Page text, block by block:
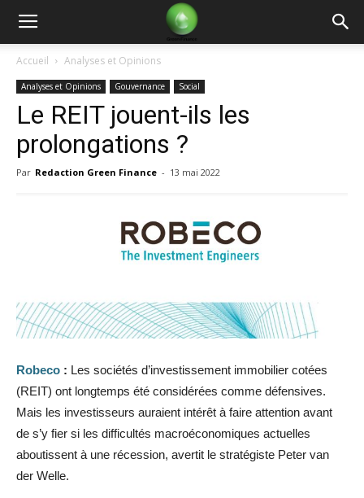
Green
Finance
Accueil Analyses et Opinions
Analyses et Opinions Gouvernance Social
Le REIT jouent-ils les
prolongations ?
Par Redaction Green Finance - 13 mai 2022
Robeco : Les sociétés d’investissement immobilier cotées
(REIT) ont longtemps été considérées comme défensives.
Mais les investisseurs auraient intérêt à faire attention avant
de s’y fier si les difficultés macroéconomiques actuelles
aboutissent à une récession, avertit le stratégiste Peter van
der Welle.